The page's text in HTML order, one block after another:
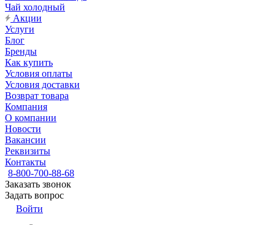
Чай холодный
Акции
Услуги
Блог
Бренды
Как купить
Условия оплаты
Условия доставки
Возврат товара
Компания
О компании
Новости
Вакансии
Реквизиты
Контакты
8-800-700-88-68
Заказать звонок
Задать вопрос
Войти